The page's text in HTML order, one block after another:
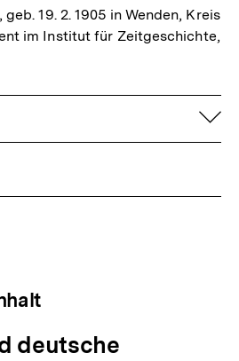
19. 2. 1905 in Wenden, Kreis
im Institut für Zeitgeschichte,
deutsche